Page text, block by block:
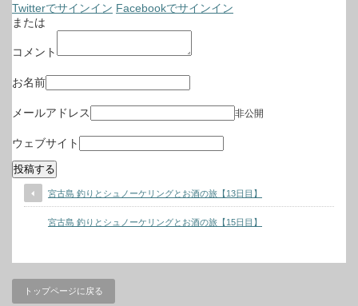
Twitterでサインイン Facebookでサインイン
または
コメント
お名前
メールアドレス 非公開
ウェブサイト
宮古島 釣りとシュノーケリングとお酒の旅【13日目】
宮古島 釣りとシュノーケリングとお酒の旅【15日目】
トップページに戻る